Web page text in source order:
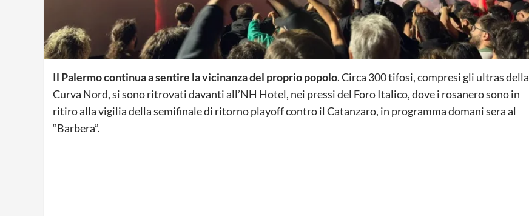
Il Palermo continua a sentire la vicinanza del proprio popolo. Circa 300 tifosi, compresi gli ultras della
Curva Nord, si sono ritrovati davanti all’NH Hotel, nei pressi del Foro Italico, dove i rosanero sono in
ritiro alla vigilia della semifinale di ritorno playoff contro il Catanzaro, in programma domani sera al
“Barbera”.